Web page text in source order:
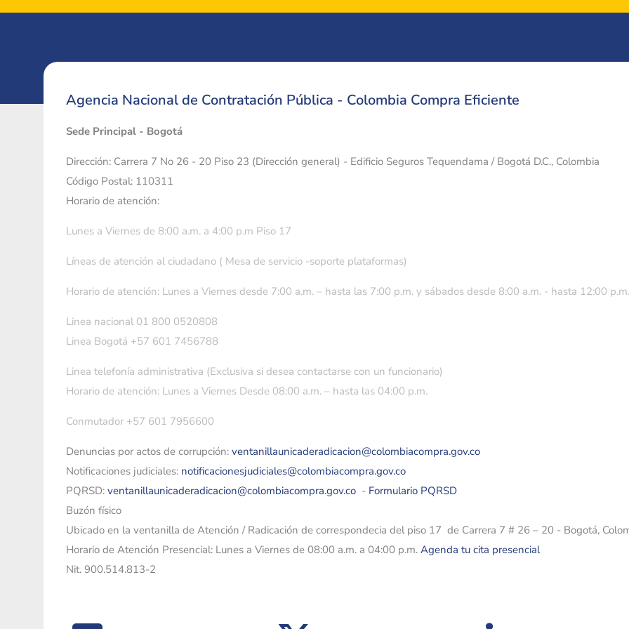
Agencia Nacional de Contratación Pública - Colombia Compra Eficiente
Sede Principal - Bogotá
Dirección: Carrera 7 No 26 - 20 Piso 23 (Dirección general) - Edificio Seguros Tequendama / Bogotá D.C., Colombia
Código Postal: 110311
Horario de atención:
Lunes a Viernes de 8:00 a.m. a 4:00 p.m Piso 17
Líneas de atención al ciudadano ( Mesa de servicio -soporte plataformas)
Horario de atención: Lunes a Viernes desde 7:00 a.m. – hasta las 7:00 p.m. y sábados desde 8:00 a.m. - hasta 12:00 p.m.
Linea nacional 01 800 0520808
Linea Bogotá +57 601 7456788
Linea telefonía administrativa (Exclusiva si desea contactarse con un funcionario)
Horario de atención: Lunes a Viernes Desde 08:00 a.m. – hasta las 04:00 p.m.
Conmutador +57 601 7956600
Denuncias por actos de corrupción: ventanillaunicaderadicacion@colombiacompra.gov.co
Notificaciones judiciales: notificacionesjudiciales@colombiacompra.gov.co
PQRSD: ventanillaunicaderadicacion@colombiacompra.gov.co - Formulario PQRSD
Buzón físico
Ubicado en la ventanilla de Atención / Radicación de correspondecia del piso 17 de Carrera 7 # 26 – 20 - Bogotá,
Horario de Atención Presencial: Lunes a Viernes de 08:00 a.m. a 04:00 p.m. Agenda tu cita presencial
Nit. 900.514.813-2